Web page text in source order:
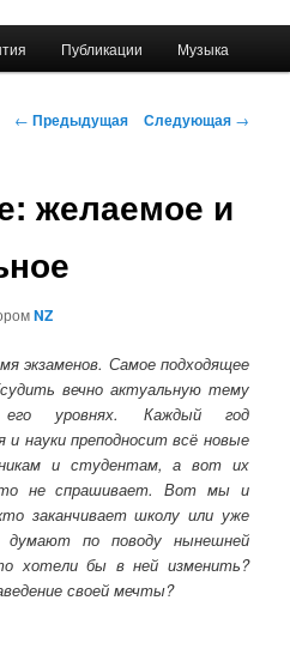
Публикации Музыка
Навигация
← Предыдущая Следующая →
желаемое и
NZ
экзаменов. Самое подходящее
вечно актуальную тему
уровнях. Каждый год
науки преподносит всё новые
и студентам, а вот их
не спрашивает. Вот мы и
заканчивает школу или уже
по поводу нынешней
хотели бы в ней изменить?
своей мечты?